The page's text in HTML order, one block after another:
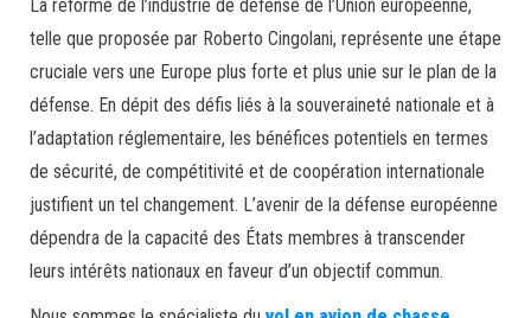
La réforme de l’industrie de défense de l’Union européenne,
telle que proposée par Roberto Cingolani, représente une étape
cruciale vers une Europe plus forte et plus unie sur le plan de la
défense. En dépit des défis liés à la souveraineté nationale et à
l’adaptation réglementaire, les bénéfices potentiels en termes
de sécurité, de compétitivité et de coopération internationale
justifient un tel changement. L’avenir de la défense européenne
dépendra de la capacité des États membres à transcender
leurs intérêts nationaux en faveur d’un objectif commun.